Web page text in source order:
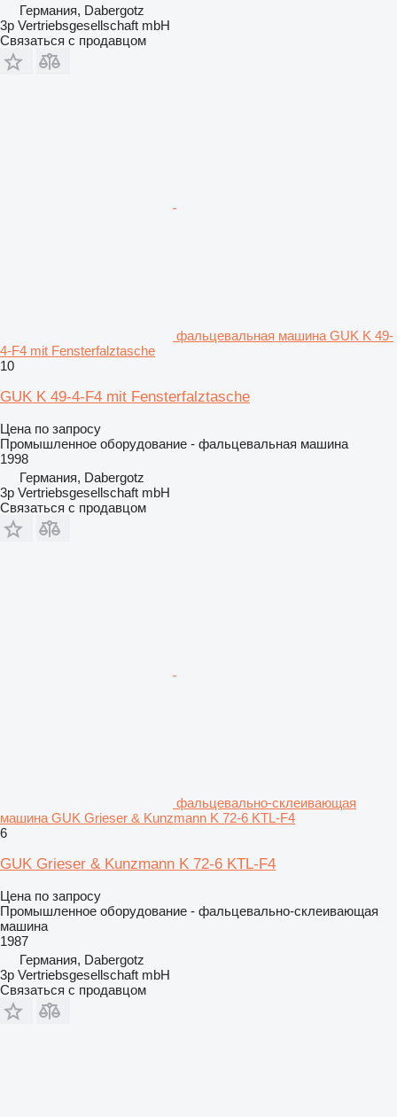
Германия, Dabergotz
3p Vertriebsgesellschaft mbH
Связаться с продавцом
фальцевальная машина GUK K 49-
4-F4 mit Fensterfalztasche
10
GUK K 49-4-F4 mit Fensterfalztasche
Цена по запросу
Промышленное оборудование - фальцевальная машина
1998
Германия, Dabergotz
3p Vertriebsgesellschaft mbH
Связаться с продавцом
фальцевально-склеивающая
машина GUK Grieser & Kunzmann K 72-6 KTL-F4
6
GUK Grieser & Kunzmann K 72-6 KTL-F4
Цена по запросу
Промышленное оборудование - фальцевально-склеивающая
машина
1987
Германия, Dabergotz
3p Vertriebsgesellschaft mbH
Связаться с продавцом